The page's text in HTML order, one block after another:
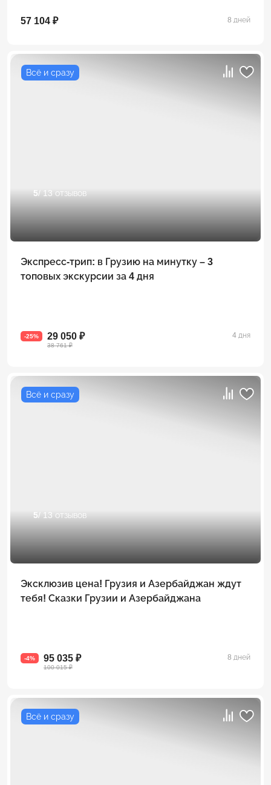
57 104 ₽ 8 дней
Всё и сразу
5/ 13 отзывов
Экспресс-трип: в Грузию на минутку – 3
топовых экскурсии за 4 дня
-25% 29 050 ₽
38 761 ₽
4 дня
Всё и сразу
5/ 13 отзывов
Эксклюзив цена! Грузия и Азербайджан ждут
тебя! Сказки Грузии и Азербайджана
-4% 95 035 ₽
100 015 ₽
8 дней
Всё и сразу